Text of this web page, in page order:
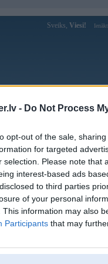
- Do Not Process
opt-out of the sale,
for targeted
selection. Please note that
interest-based ads
to third parties
of your personal
This information may also
Participants that may
Sveiks, Viesi! Ienākt
Forums Galerijas
Lietotāja
Lietotājvārds:
Ziņojumi forumā:
[